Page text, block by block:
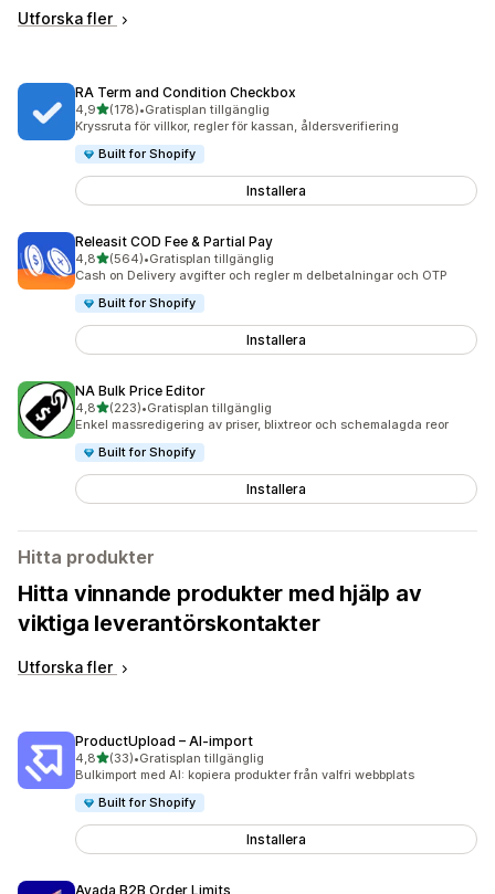
Utforska fler
RA Term and Condition Checkbox
4,9av 5 stjärnor
(178)
178 recensioner totalt
•Gratisplan tillgänglig
Kryssruta för villkor, regler för kassan, åldersverifiering
Built for Shopify
Installera
Releasit COD Fee & Partial Pay
4,8av 5 stjärnor
(564)
564 recensioner totalt
•Gratisplan tillgänglig
Cash on Delivery avgifter och regler m delbetalningar och OTP
Built for Shopify
Installera
NA Bulk Price Editor
4,8av 5 stjärnor
(223)
223 recensioner totalt
•Gratisplan tillgänglig
Enkel massredigering av priser, blixtreor och schemalagda reor
Built for Shopify
Installera
Hitta produkter
Hitta vinnande produkter med hjälp av
viktiga leverantörskontakter
Utforska fler
ProductUpload – AI‑import
4,8av 5 stjärnor
(33)
33 recensioner totalt
•Gratisplan tillgänglig
Bulkimport med AI: kopiera produkter från valfri webbplats
Built for Shopify
Installera
Avada B2B Order Limits